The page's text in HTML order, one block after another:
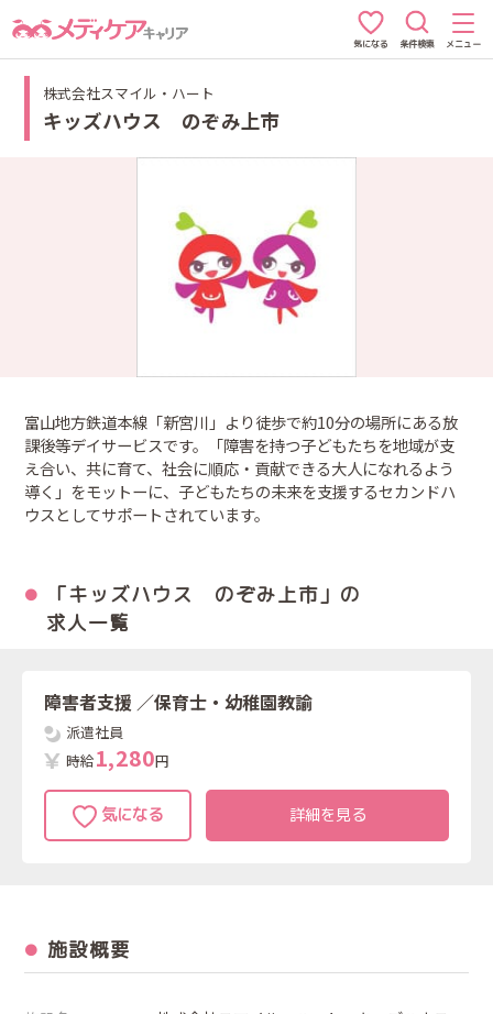
気になる 条件検索 メニュー
株式会社スマイル・ハート
キッズハウス のぞみ上市
富山地方鉄道本線「新宮川」より徒歩で約10分の場所にある放
課後等デイサービスです。「障害を持つ子どもたちを地域が支
え合い、共に育て、社会に順応・貢献できる大人になれるよう
導く」をモットーに、子どもたちの未来を支援するセカンドハ
ウスとしてサポートされています。
「キッズハウス のぞみ上市」の
求人一覧
障害者支援 ／保育士・幼稚園教諭
派遣社員
時給1,280円
詳細を見る
施設概要